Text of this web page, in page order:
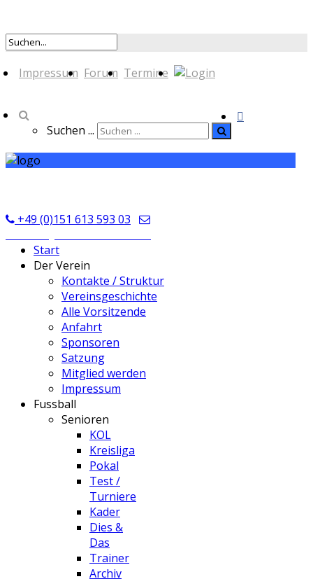
Impressum Forum Termine
Suchen ...
+49 (0)151 613 593 03
Start
Der Verein
Kontakte / Struktur
Vereinsgeschichte
Alle Vorsitzende
Anfahrt
Sponsoren
Satzung
Mitglied werden
Impressum
Fussball
Senioren
KOL
Kreisliga
Pokal
Test /
Turniere
Kader
Dies &
Das
Trainer
Archiv